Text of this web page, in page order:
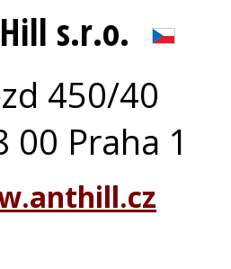
s.r.o.
450/40
00 Praha 1